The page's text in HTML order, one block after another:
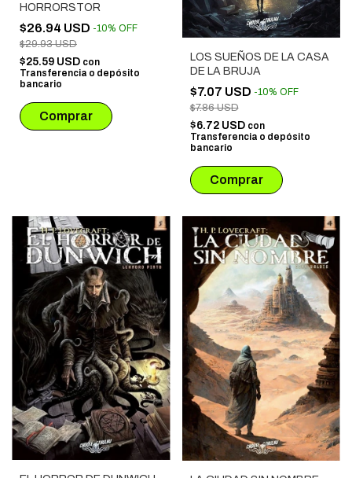
HORRORSTOR
$26.94 USD -10% OFF
$29.93 USD
$25.59 USD con
Transferencia o depósito
bancario
LOS SUEÑOS DE LA CASA
DE LA BRUJA
$7.07 USD -10% OFF
$7.86 USD
$6.72 USD con
Transferencia o depósito
bancario